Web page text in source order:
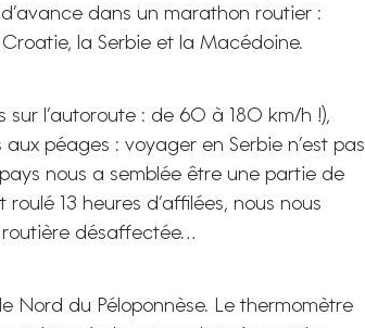
dans un marathon routier :
la Serbie et la Macédoine.
sur l’autoroute : de 60 à 180 km/h !),
péages : voyager en Serbie n’est pas
nous a semblée être une partie de
13 heures d’affilées, nous nous
routière désaffectée…
Nord du Péloponnèse. Le thermomètre